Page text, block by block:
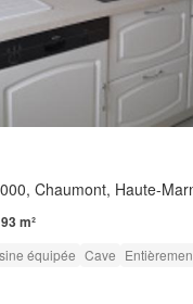
Chaumont, Haute-
93 m²
équipée Cave